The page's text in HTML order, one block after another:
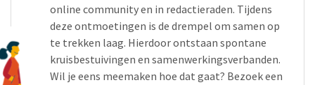
online community en in redactieraden. Tijdens
deze ontmoetingen is de drempel om samen op
te trekken laag. Hierdoor ontstaan spontane
kruisbestuivingen en samenwerkingsverbanden.
Wil je eens meemaken hoe dat gaat? Bezoek een